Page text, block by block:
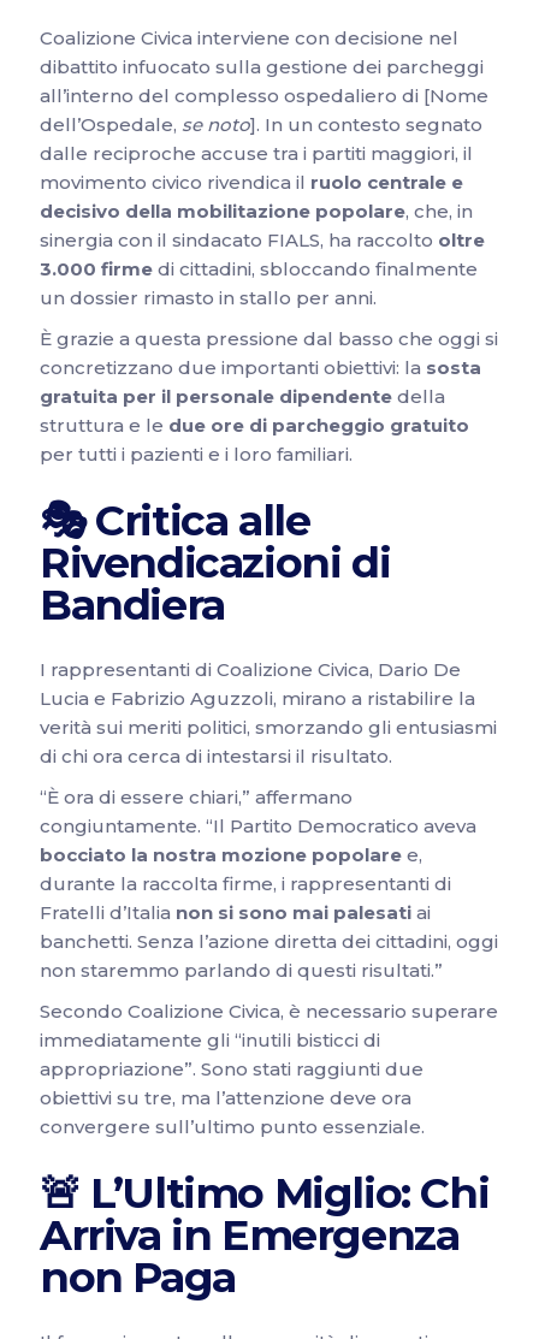
Coalizione Civica interviene con decisione nel
dibattito infuocato sulla gestione dei parcheggi
all’interno del complesso ospedaliero di [Nome
dell’Ospedale, se noto]. In un contesto segnato
dalle reciproche accuse tra i partiti maggiori, il
movimento civico rivendica il ruolo centrale e
decisivo della mobilitazione popolare, che, in
sinergia con il sindacato FIALS, ha raccolto oltre
3.000 firmedi cittadini, sbloccando finalmente
un dossier rimasto in stallo per anni.
È grazie a questa pressione dal basso che oggi si
concretizzano due importanti obiettivi: la sosta
gratuita per il personale dipendentedella
struttura e le due ore di parcheggio gratuito
per tutti i pazienti e i loro familiari.
🎭 Critica alle
Rivendicazioni di
Bandiera
I rappresentanti di Coalizione Civica, Dario De
Lucia e Fabrizio Aguzzoli, mirano a ristabilire la
verità sui meriti politici, smorzando gli entusiasmi
di chi ora cerca di intestarsi il risultato.
“È ora di essere chiari,” affermano
congiuntamente. “Il Partito Democratico aveva
bocciato la nostra mozione popolaree,
durante la raccolta firme, i rappresentanti di
Fratelli d’Italia non si sono mai palesatiai
banchetti. Senza l’azione diretta dei cittadini, oggi
non staremmo parlando di questi risultati.”
Secondo Coalizione Civica, è necessario superare
immediatamente gli “inutili bisticci di
appropriazione”. Sono stati raggiunti due
obiettivi su tre, ma l’attenzione deve ora
convergere sull’ultimo punto essenziale.
🚨 L’Ultimo Miglio: Chi
Arriva in Emergenza
non Paga